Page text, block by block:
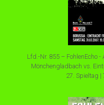
Lfd.-Nr. 855 – FohlenEcho
Mönchengladbach vs.
27. Spieltag |